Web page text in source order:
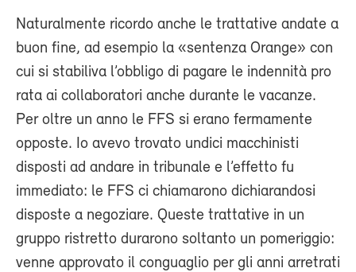
Naturalmente ricordo anche le trattative andate a
buon fine, ad esempio la «sentenza Orange» con
cui si stabiliva l’obbligo di pagare le indennità pro
rata ai collaboratori anche durante le vacanze.
Per oltre un anno le FFS si erano fermamente
opposte. Io avevo trovato undici macchinisti
disposti ad andare in tribunale e l’effetto fu
immediato: le FFS ci chiamarono dichiarandosi
disposte a negoziare. Queste trattative in un
gruppo ristretto durarono soltanto un pomeriggio:
venne approvato il conguaglio per gli anni arretrati